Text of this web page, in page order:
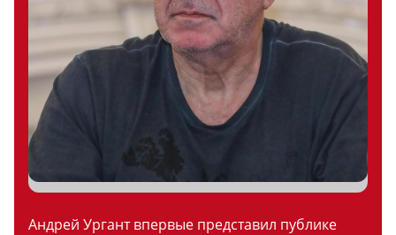
Андрей Ургант впервые представил публике